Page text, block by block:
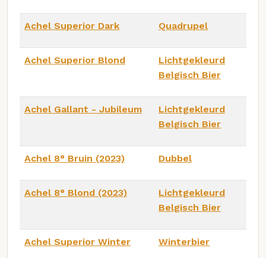
Achel Superior Dark Quadrupel
Achel Superior Blond
Lichtgekleurd
Belgisch Bier
Achel Gallant - Jubileum
Lichtgekleurd
Belgisch Bier
Achel 8° Bruin (2023) Dubbel
Achel 8° Blond (2023)
Lichtgekleurd
Belgisch Bier
Achel Superior Winter Winterbier